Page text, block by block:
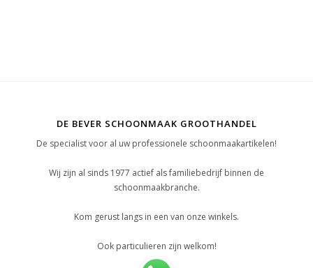
DE BEVER SCHOONMAAK GROOTHANDEL
De specialist voor al uw professionele schoonmaakartikelen!
Wij zijn al sinds 1977 actief als familiebedrijf binnen de
schoonmaakbranche.
Kom gerust langs in een van onze winkels.
Ook particulieren zijn welkom!